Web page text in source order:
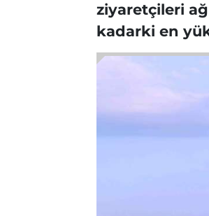
ziyaretçileri
kadarki en